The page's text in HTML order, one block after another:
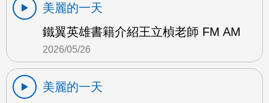
美麗的一天
鐵翼英雄書籍介紹王立楨老師 FM AM
2026/05/26
美麗的一天